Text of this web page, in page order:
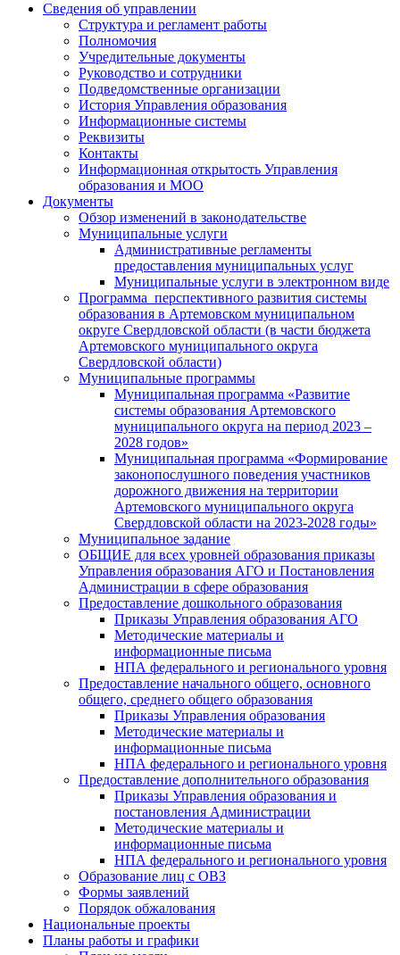
Сведения об управлении
Структура и регламент работы
Полномочия
Учредительные документы
Руководство и сотрудники
Подведомственные организации
История Управления образования
Информационные системы
Реквизиты
Контакты
Информационная открытость Управления
образования и МОО
Документы
Обзор изменений в законодательстве
Муниципальные услуги
Административные регламенты
предоставления муниципальных услуг
Муниципальные услуги в электронном виде
Программа перспективного развития системы
образования в Артемовском муниципальном
округе Свердловской области (в части бюджета
Артемовского муниципального округа
Свердловской области)
Муниципальные программы
Муниципальная программа «Развитие
системы образования Артемовского
муниципального округа на период 2023 –
2028 годов»
Муниципальная программа «Формирование
законопослушного поведения участников
дорожного движения на территории
Артемовского муниципального округа
Свердловской области на 2023-2028 годы»
Муниципальное задание
ОБЩИЕ для всех уровней образования приказы
Управления образования АГО и Постановления
Администрации в сфере образования
Предоставление дошкольного образования
Приказы Управления образования АГО
Методические материалы и
информационные письма
НПА федерального и регионального уровня
Предоставление начального общего, основного
общего, среднего общего образования
Приказы Управления образования
Методические материалы и
информационные письма
НПА федерального и регионального уровня
Предоставление дополнительного образования
Приказы Управления образования и
постановления Администрации
Методические материалы и
информационные письма
НПА федерального и регионального уровня
Образование лиц с ОВЗ
Формы заявлений
Порядок обжалования
Национальные проекты
Планы работы и графики